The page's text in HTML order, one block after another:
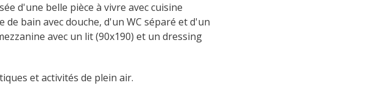
d'une belle pièce à vivre avec cuisine
bain avec douche, d'un WC séparé et d'un
avec un lit (90x190) et un dressing
et activités de plein air.